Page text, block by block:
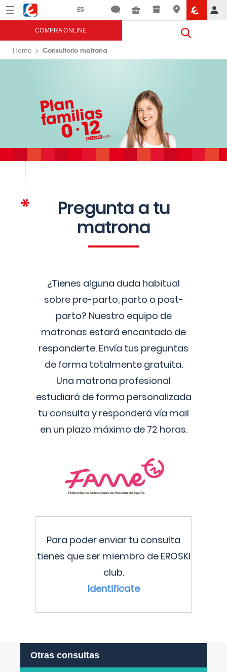
Menú Eroski
COMPRA ONLINE
Home Consultorio matrona
Pregunta a tu
matrona
¿Tienes alguna duda habitual
sobre pre-parto, parto o post-
parto? Nuestro equipo de
matronas estará encantado de
responderte. Envía tus preguntas
de forma totalmente gratuita.
Una matrona profesional
estudiará de forma personalizada
tu consulta y responderá vía mail
en un plazo máximo de 72 horas.
Para poder enviar tu consulta
tienes que ser miembro de EROSKI
club.
Identificate
Otras consultas